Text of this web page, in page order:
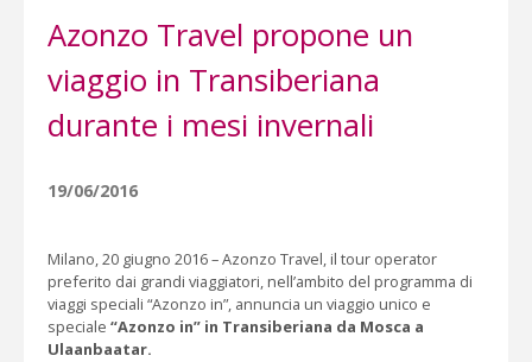
Azonzo Travel propone un
viaggio in Transiberiana
durante i mesi invernali
19/06/2016
Milano, 20 giugno 2016 – Azonzo Travel, il tour operator
preferito dai grandi viaggiatori, nell’ambito del programma di
viaggi speciali “Azonzo in”, annuncia un viaggio unico e
speciale “Azonzo in” in Transiberiana da Mosca a
Ulaanbaatar.